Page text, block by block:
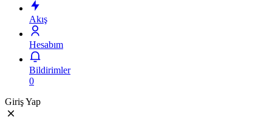
Akış
Hesabım
Bildirimler
0
Giriş Yap